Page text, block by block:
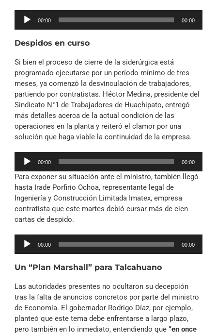
Reproductor
00:00 00:00
Despidos en curso
Si bien el proceso de cierre de la siderúrgica está
programado ejecutarse por un período mínimo de tres
meses, ya comenzó la desvinculación de trabajadores,
partiendo por contratistas. Héctor Medina, presidente del
Sindicato N°1 de Trabajadores de Huachipato, entregó
más detalles acerca de la actual condición de las
operaciones en la planta y reiteró el clamor por una
solución que haga viable la continuidad de la empresa.
Reproductor
audio
00:00 00:00
Para exponer su situación ante el ministro, también llegó
hasta Irade Porfirio Ochoa, representante legal de
Ingeniería y Construcción Limitada Imatex, empresa
contratista que este martes debió cursar más de cien
cartas de despido.
Reproductor
00:00 00:00
Un “Plan Marshall” para Talcahuano
Las autoridades presentes no ocultaron su decepción
tras la falta de anuncios concretos por parte del ministro
de Economía. El gobernador Rodrigo Díaz, por ejemplo,
planteó que este tema debe enfrentarse a largo plazo,
pero también en lo inmediato, entendiendo que “en once